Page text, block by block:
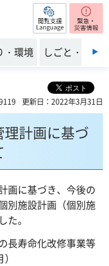
閲覧支援
・環境 しごと・産業
更新日：2022年3月31日
計画に基づ
画に基づき、今後の
別施設計画（個別施
。
長寿命化改修事業等